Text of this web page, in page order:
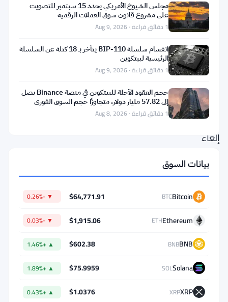
وإليزابيث
وارن.
يحث
السيناتوران
الديمقراطيان
وزارة
العمل
على
إلغاء
من
حسابات
401(k)
للعملات
الرقمية
مجلس الشيوخ الأمريكي يحدد 15 سبتمبر للتصويت
على مشروع قانون سوق العملات الرقمية
1 دقائق قراءة · Aug 9, 2026
انقسام سلسلة BIP-110 يتأخر بـ 18 كتلة عن السلسلة
الرئيسية لبيتكوين
1 دقائق قراءة · Aug 9, 2026
حجم العقود الآجلة للبيتكوين في منصة Binance يصل
إلى 57.82 مليار دولار، متجاوزًا حجم السوق الفوري
بثمانية أضعاف1 دقائق قراءة · Aug 8, 2026
بيانات السوق
Bitcoin
BTC
$64,771.91
▼ -0.26%
Ethereum
ETH
$1,915.06
▼ -0.03%
BNB
BNB
$602.38
▲ +1.46%
Solana
SOL
$75.9959
▲ +1.89%
XRP
XRP
$1.0376
▲ +0.43%